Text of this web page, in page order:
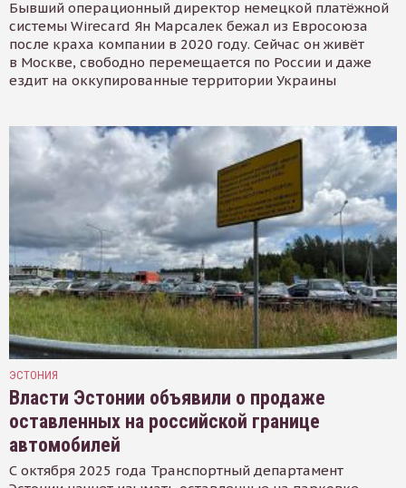
Бывший операционный директор немецкой платёжной
системы Wirecard Ян Марсалек бежал из Евросоюза
после краха компании в 2020 году. Сейчас он живёт
в Москве, свободно перемещается по России и даже
ездит на оккупированные территории Украины
ЭСТОНИЯ
Власти Эстонии объявили о продаже
оставленных на российской границе
автомобилей
С октября 2025 года Транспортный департамент